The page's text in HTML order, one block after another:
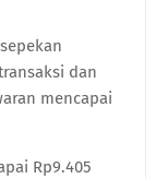
dan
mencapai
Rp9.405